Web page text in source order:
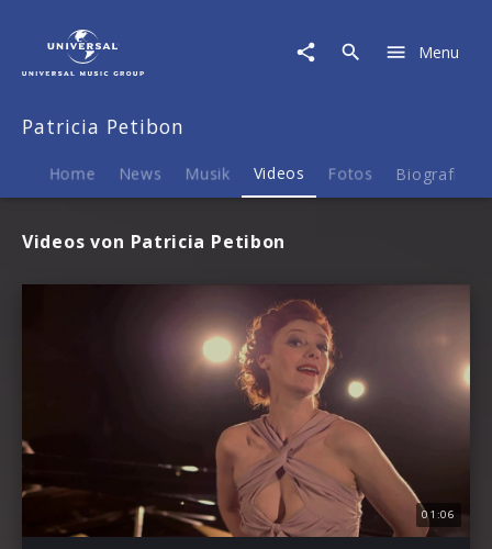
Videos
Menu
Patricia Petibon
Home News Musik Videos Fotos Biografie
Videos von Patricia Petibon
01:06